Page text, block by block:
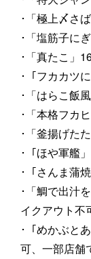
･「極上〆さ
･「塩筋子に
･「真たこ」
･「フカカツ
･「はらこ飯
･「本格フカ
･「釜揚げた
･「ほや軍艦
･「さんま蒲
･「鯛で出汁
イクアウト不
･「めかぶと
可、一部店舗